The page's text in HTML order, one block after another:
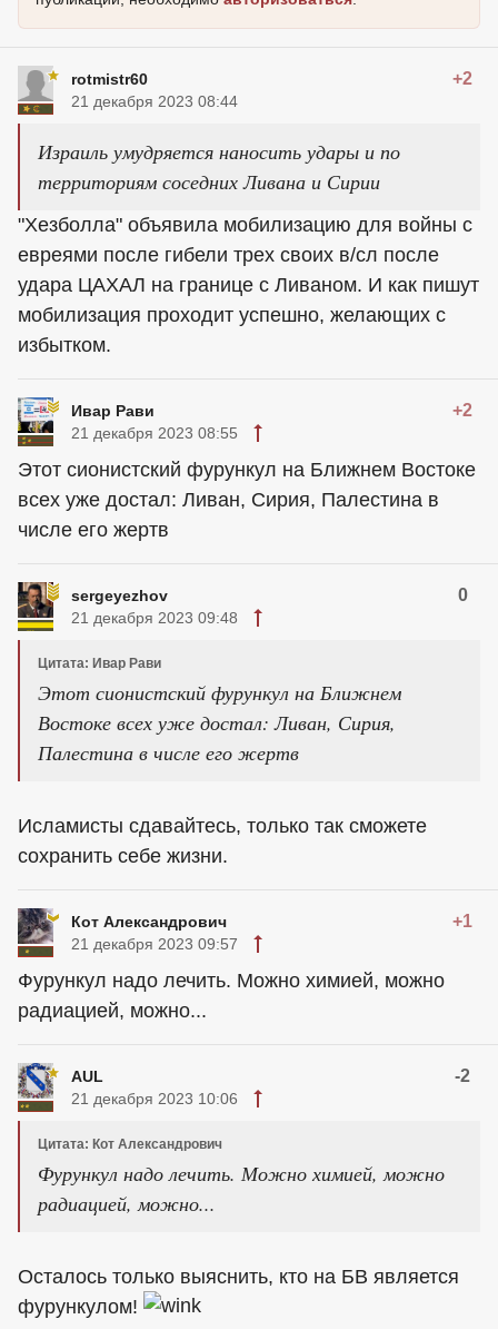
rotmistr60 +2
21 декабря 2023 08:44
Израиль умудряется наносить удары и по
территориям соседних Ливана и Сирии
"Хезболла" объявила мобилизацию для войны с
евреями после гибели трех своих в/сл после
удара ЦАХАЛ на границе с Ливаном. И как пишут
мобилизация проходит успешно, желающих с
избытком.
Ивар Рави +2
21 декабря 2023 08:55
Этот сионистский фурункул на Ближнем Востоке
всех уже достал: Ливан, Сирия, Палестина в
числе его жертв
sergeyezhov 0
21 декабря 2023 09:48
Цитата: Ивар Рави
Этот сионистский фурункул на Ближнем
Востоке всех уже достал: Ливан, Сирия,
Палестина в числе его жертв
Исламисты сдавайтесь, только так сможете
сохранить себе жизни.
Кот Александрович +1
21 декабря 2023 09:57
Фурункул надо лечить. Можно химией, можно
радиацией, можно...
AUL -2
21 декабря 2023 10:06
Цитата: Кот Александрович
Фурункул надо лечить. Можно химией, можно
радиацией, можно...
Осталось только выяснить, кто на БВ является
фурункулом!